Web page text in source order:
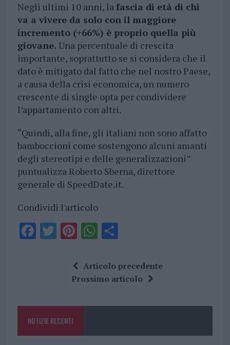
Negli ultimi 10 anni, la fascia di età di chi
va a vivere da solo con il maggiore
incremento (+66%) è proprio quella più
giovane. Una percentuale di crescita
importante, soprattutto se si considera che il
dato è mitigato dal fatto che nel nostro Paese,
a causa della crisi economica, un numero
crescente di single opta per condividere
l’appartamento con altri.
“Quindi, alla fine, gli italiani non sono affatto
bamboccioni come sostengono alcuni amanti
degli stereotipi e delle generalizzazioni”
puntualizza Roberto Sberna, direttore
generale di SpeedDate.it.
Condividi l'articolo
F
o
k
T Pi
te
re
W
at
s
p
S
a
re
Articolo precedente
Prossimo articolo
NOTIZIE RECENTI